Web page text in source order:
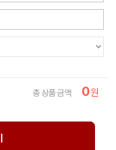
총 상품 금액 0원